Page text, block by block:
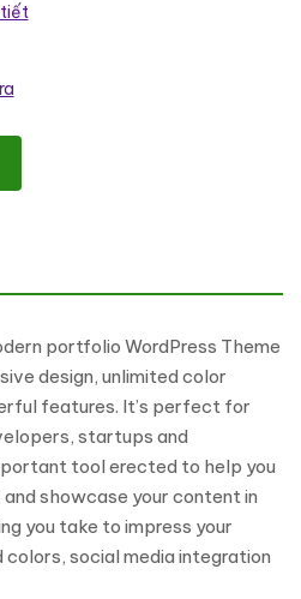
tiết
WordPress Theme số lượng
portfolio WordPress Theme
design, unlimited color
features. It’s perfect for
startups and
tool erected to help you
showcase your content in
you take to impress your
colors, social media integration